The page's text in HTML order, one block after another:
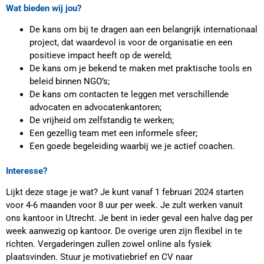
Wat bieden wij jou?
De kans om bij te dragen aan een belangrijk internationaal
project, dat waardevol is voor de organisatie en een
positieve impact heeft op de wereld;
De kans om je bekend te maken met praktische tools en
beleid binnen NGO’s;
De kans om contacten te leggen met verschillende
advocaten en advocatenkantoren;
De vrijheid om zelfstandig te werken;
Een gezellig team met een informele sfeer;
Een goede begeleiding waarbij we je actief coachen.
Interesse?
Lijkt deze stage je wat? Je kunt vanaf 1 februari 2024 starten
voor 4-6 maanden voor 8 uur per week. Je zult werken vanuit
ons kantoor in Utrecht. Je bent in ieder geval een halve dag per
week aanwezig op kantoor. De overige uren zijn flexibel in te
richten. Vergaderingen zullen zowel online als fysiek
plaatsvinden. Stuur je motivatiebrief en CV naar